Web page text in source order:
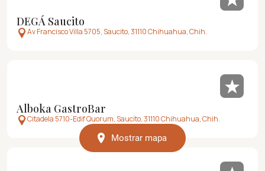
DEGÁ Saucito
Av Francisco Villa 5705, Saucito, 31110 Chihuahua, Chih.
Alboka GastroBar
Citadela 5710-Edif Quorum, Saucito, 31110 Chihuahua, Chih.
Mostrar mapa